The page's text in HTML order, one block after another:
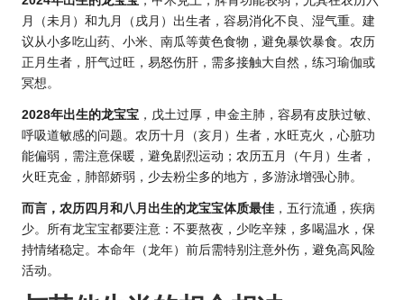
月（未月）和九月（戌月）出生者，容易消化不良、湿气重。建
议从小多吃山药、小米、南瓜等黄色食物，避免暴饮暴食。农历
正月生者，肝气过旺，易怒伤肝，需多接触大自然，练习瑜伽或
冥想。
2028年出生的龙宝宝 ，戊土过厚，申金主肺，容易有皮肤过敏、
呼吸道敏感的问题。农历十月（亥月）生者，水旺克火，心脏功
能偏弱，需注意保暖，避免剧烈运动；农历五月（午月）生者，
火旺克金，肺部娇弱，少去粉尘多的地方，多游泳增强心肺。
而言，农历四月和八月出生的龙宝宝体质最佳 ，五行流通，疾病
少。所有龙宝宝都要注意：不要熬夜，少吃辛辣，多喝温水，保
持情绪稳定。本命年（龙年）前后需特别注意外伤，避免高风险
活动。